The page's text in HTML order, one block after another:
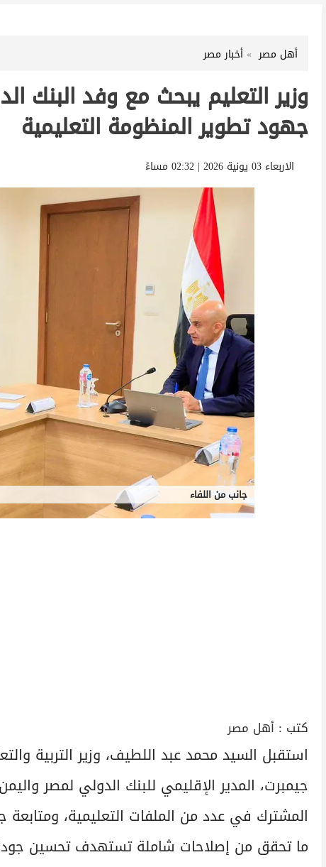
أهل مصر أخبار مصر
وزير التعليم يبحث مع وفد البنك
جهود تطوير المنظومة التعليمية
الاربعاء 03 يونية 2026 | 02:32 مساءً
جانب من اللفاء
كتب : أهل مصر
استقبل السيد محمد عبد اللطيف، وزير التربية
جيمبرت، المدير الإقليمي للبنك الدولي لمصر
المشترك في عدد من الملفات التعليمية،
ما تحقق من إصلاحات شاملة تستهدف تحسين جودة